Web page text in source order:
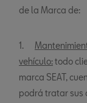
de la Marca de:
1.
vehículo:todo
marca SEAT,
podrá tratar sus